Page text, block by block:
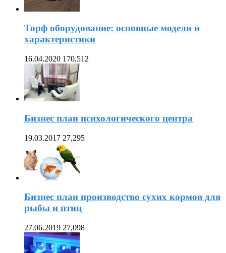
Торф оборудование: основные модели и
характеристики
16.04.2020 170,512
Бизнес план психологического центра
19.03.2017 27,295
Бизнес план производство сухих кормов для
рыбы и птиц
27.06.2019 27,098